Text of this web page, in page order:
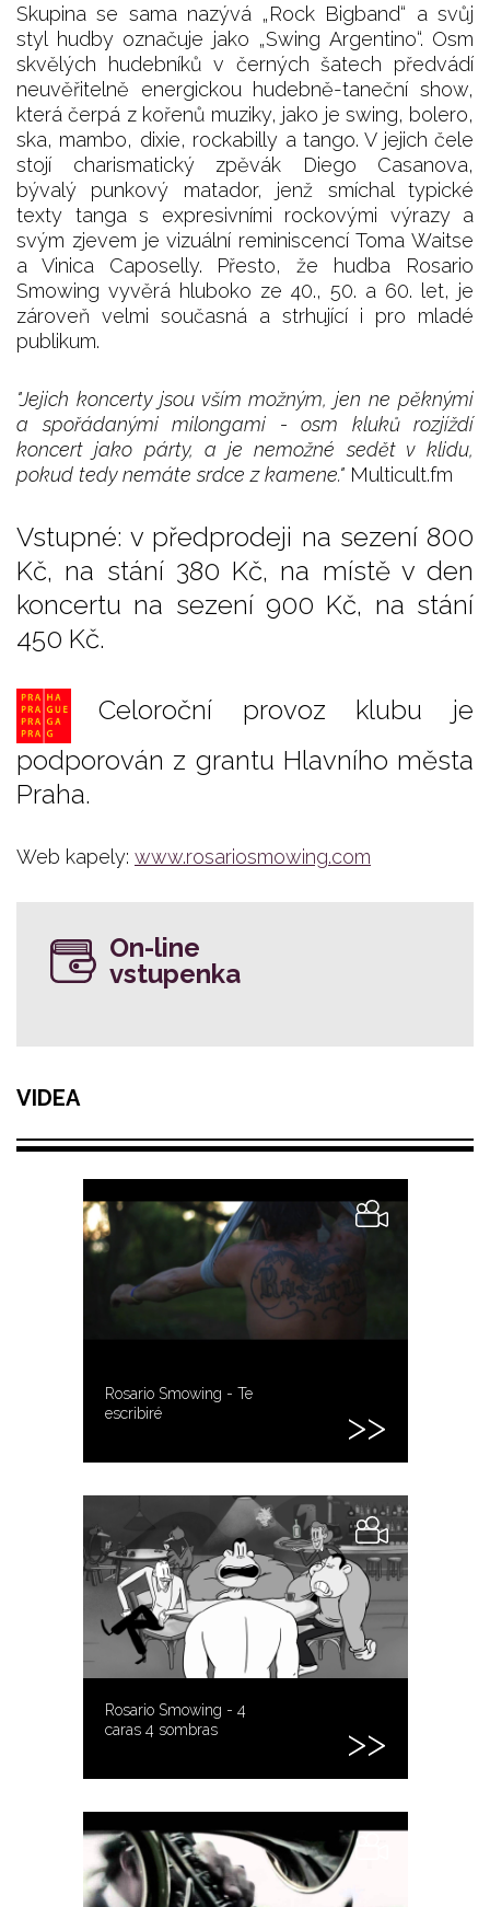
Skupina se sama nazývá „Rock Bigband“ a svůj
styl hudby označuje jako „Swing Argentino“. Osm
skvělých hudebníků v černých šatech předvádí
neuvěřitelně energickou hudebně-taneční show,
která čerpá z kořenů muziky, jako je swing, bolero,
ska, mambo, dixie, rockabilly a tango. V jejich čele
stojí charismatický zpěvák Diego Casanova,
bývalý punkový matador, jenž smíchal typické
texty tanga s expresivními rockovými výrazy a
svým zjevem je vizuální reminiscencí Toma Waitse
a Vinica Caposelly. Přesto, že hudba Rosario
Smowing vyvěrá hluboko ze 40., 50. a 60. let, je
zároveň velmi současná a strhující i pro mladé
publikum.
"Jejich koncerty jsou vším možným, jen ne pěknými
a spořádanými milongami - osm kluků rozjíždí
koncert jako párty, a je nemožné sedět v klidu,
pokud tedy nemáte srdce z kamene." Multicult.fm
Vstupné: v předprodeji na sezení 800
Kč, na stání 380 Kč, na místě v den
koncertu na sezení 900 Kč, na stání
450 Kč.
Celoroční provoz klubu je
podporován z grantu Hlavního města
Praha.
Web kapely: www.rosariosmowing.com
On-line
vstupenka
VIDEA
Rosario Smowing - Te
escribiré
Rosario Smowing - 4
caras 4 sombras